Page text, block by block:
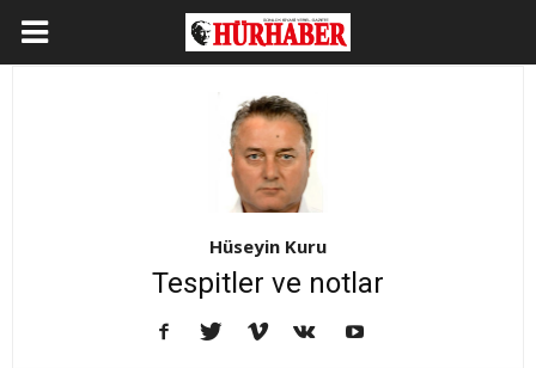
Hüseyin Kuru
Tespitler ve notlar